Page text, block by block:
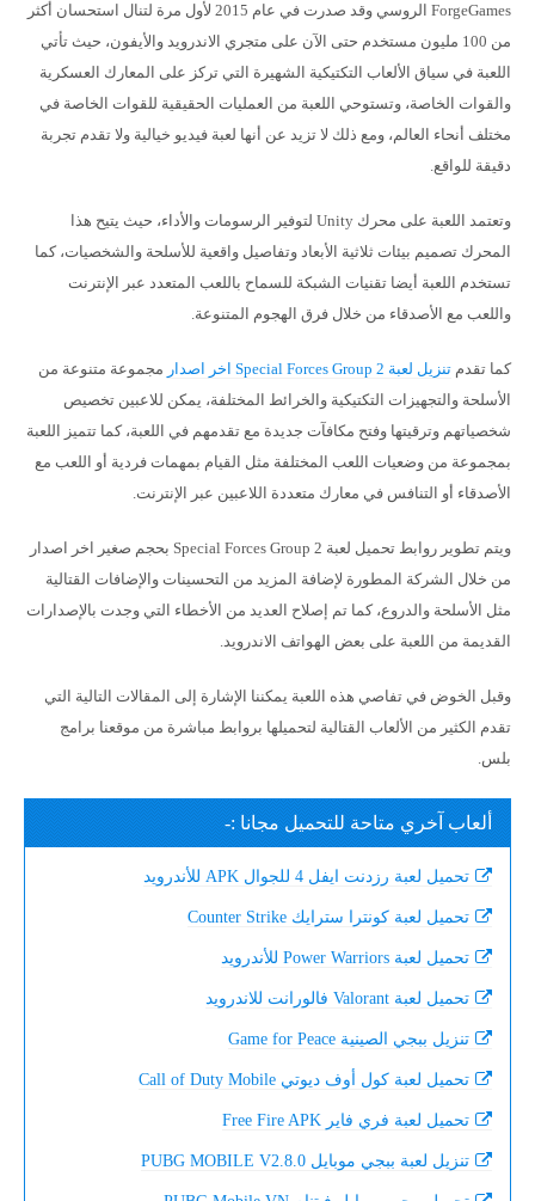
ForgeGames الروسي وقد صدرت في عام 2015 لأول مرة لتنال استحسان أكثر
من 100 مليون مستخدم حتى الآن على متجري الاندرويد والأيفون، حيث تأتي
اللعبة في سياق الألعاب التكتيكية الشهيرة التي تركز على المعارك العسكرية
والقوات الخاصة، وتستوحي اللعبة من العمليات الحقيقية للقوات الخاصة في
مختلف أنحاء العالم، ومع ذلك لا تزيد عن أنها لعبة فيديو خيالية ولا تقدم تجربة
دقيقة للواقع.
وتعتمد اللعبة على محرك Unity لتوفير الرسومات والأداء، حيث يتيح هذا
المحرك تصميم بيئات ثلاثية الأبعاد وتفاصيل واقعية للأسلحة والشخصيات، كما
تستخدم اللعبة أيضا تقنيات الشبكة للسماح باللعب المتعدد عبر الإنترنت
واللعب مع الأصدقاء من خلال فرق الهجوم المتنوعة.
كما تقدم تنزيل لعبة Special Forces Group 2 اخر اصدار
مجموعة متنوعة من
الأسلحة والتجهيزات التكتيكية والخرائط المختلفة، يمكن للاعبين تخصيص
شخصياتهم وترقيتها وفتح مكافآت جديدة مع تقدمهم في اللعبة، كما تتميز اللعبة
بمجموعة من وضعيات اللعب المختلفة مثل القيام بمهمات فردية أو اللعب مع
الأصدقاء أو التنافس في معارك متعددة اللاعبين عبر الإنترنت.
ويتم تطوير روابط تحميل لعبة Special Forces Group 2 بحجم صغير اخر اصدار
من خلال الشركة المطورة لإضافة المزيد من التحسينات والإضافات القتالية
مثل الأسلحة والدروع، كما تم إصلاح العديد من الأخطاء التي وجدت بالإصدارات
القديمة من اللعبة على بعض الهواتف الاندرويد.
وقبل الخوض في تفاصي هذه اللعبة يمكننا الإشارة إلى المقالات التالية التي
تقدم الكثير من الألعاب القتالية لتحميلها بروابط مباشرة من موقعنا برامج
بلس.
ألعاب آخري متاحة للتحميل مجانا :-
تحميل لعبة رزدنت ايفل 4 للجوال APK للأندرويد
تحميل لعبة كونترا سترايك Counter Strike
تحميل لعبة Power Warriors للأندرويد
تحميل لعبة Valorant فالورانت للاندرويد
تنزيل ببجي الصينية Game for Peace
تحميل لعبة كول أوف ديوتي Call of Duty Mobile
تحميل لعبة فري فاير Free Fire APK
تنزيل لعبة ببجي موبايل PUBG MOBILE V2.8.0